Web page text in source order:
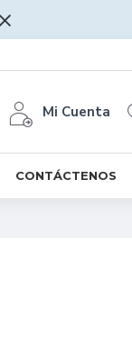
Mi Cuenta
CONTÁCTENOS